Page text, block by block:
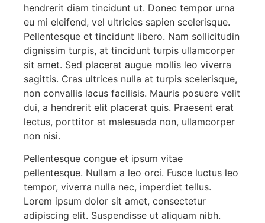
hendrerit diam tincidunt ut. Donec tempor urna
eu mi eleifend, vel ultricies sapien scelerisque.
Pellentesque et tincidunt libero. Nam sollicitudin
dignissim turpis, at tincidunt turpis ullamcorper
sit amet. Sed placerat augue mollis leo viverra
sagittis. Cras ultrices nulla at turpis scelerisque,
non convallis lacus facilisis. Mauris posuere velit
dui, a hendrerit elit placerat quis. Praesent erat
lectus, porttitor at malesuada non, ullamcorper
non nisi.
Pellentesque congue et ipsum vitae
pellentesque. Nullam a leo orci. Fusce luctus leo
tempor, viverra nulla nec, imperdiet tellus.
Lorem ipsum dolor sit amet, consectetur
adipiscing elit. Suspendisse ut aliquam nibh.